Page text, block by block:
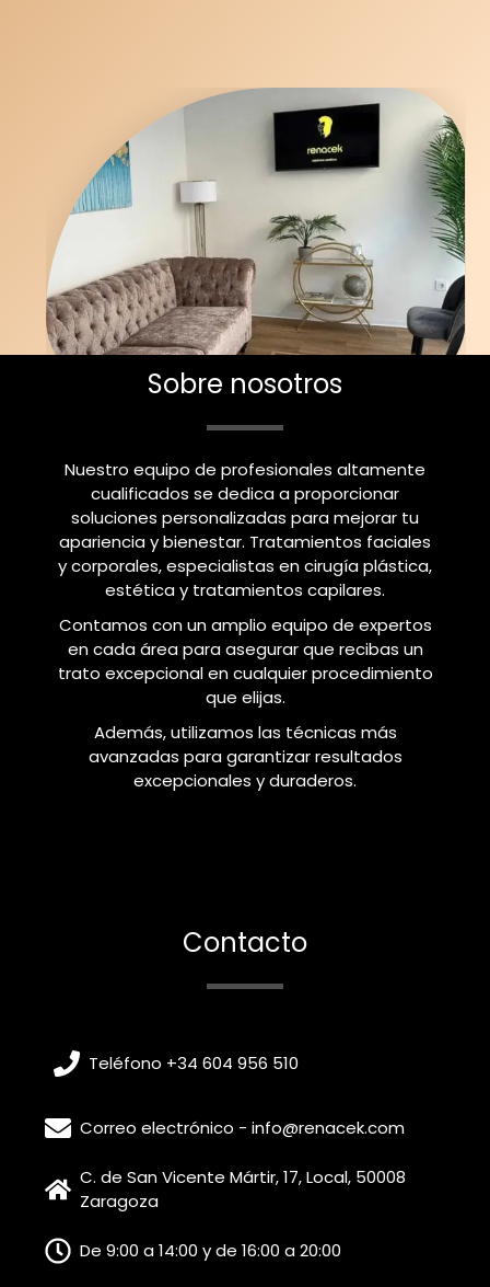
Sobre nosotros
Nuestro equipo de profesionales altamente
cualificados se dedica a proporcionar
soluciones personalizadas para mejorar tu
apariencia y bienestar. Tratamientos faciales
y corporales, especialistas en cirugía plástica,
estética y tratamientos capilares.
Contamos con un amplio equipo de expertos
en cada área para asegurar que recibas un
trato excepcional en cualquier procedimiento
que elijas.
Además, utilizamos las técnicas más
avanzadas para garantizar resultados
excepcionales y duraderos.
Contacto
Teléfono +34 604 956 510
Correo electrónico - info@renacek.com
C. de San Vicente Mártir, 17, Local, 50008
Zaragoza
De 9:00 a 14:00 y de 16:00 a 20:00